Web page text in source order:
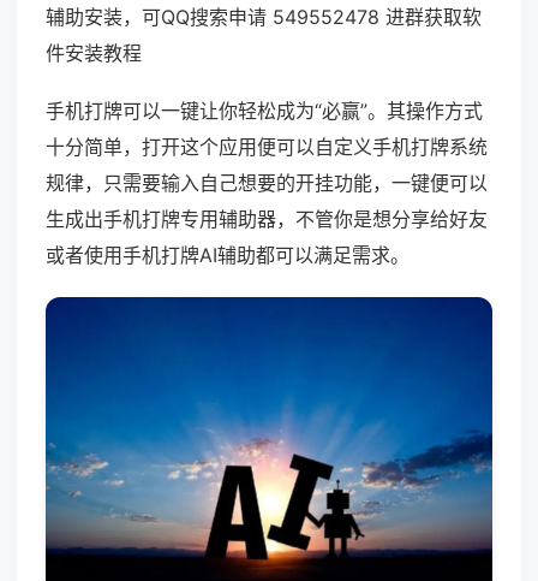
辅助安装，可QQ搜索申请 549552478 进群获取软
件安装教程
手机打牌可以一键让你轻松成为“必赢”。其操作方式
十分简单，打开这个应用便可以自定义手机打牌系统
规律，只需要输入自己想要的开挂功能，一键便可以
生成出手机打牌专用辅助器，不管你是想分享给好友
或者使用手机打牌AI辅助都可以满足需求。